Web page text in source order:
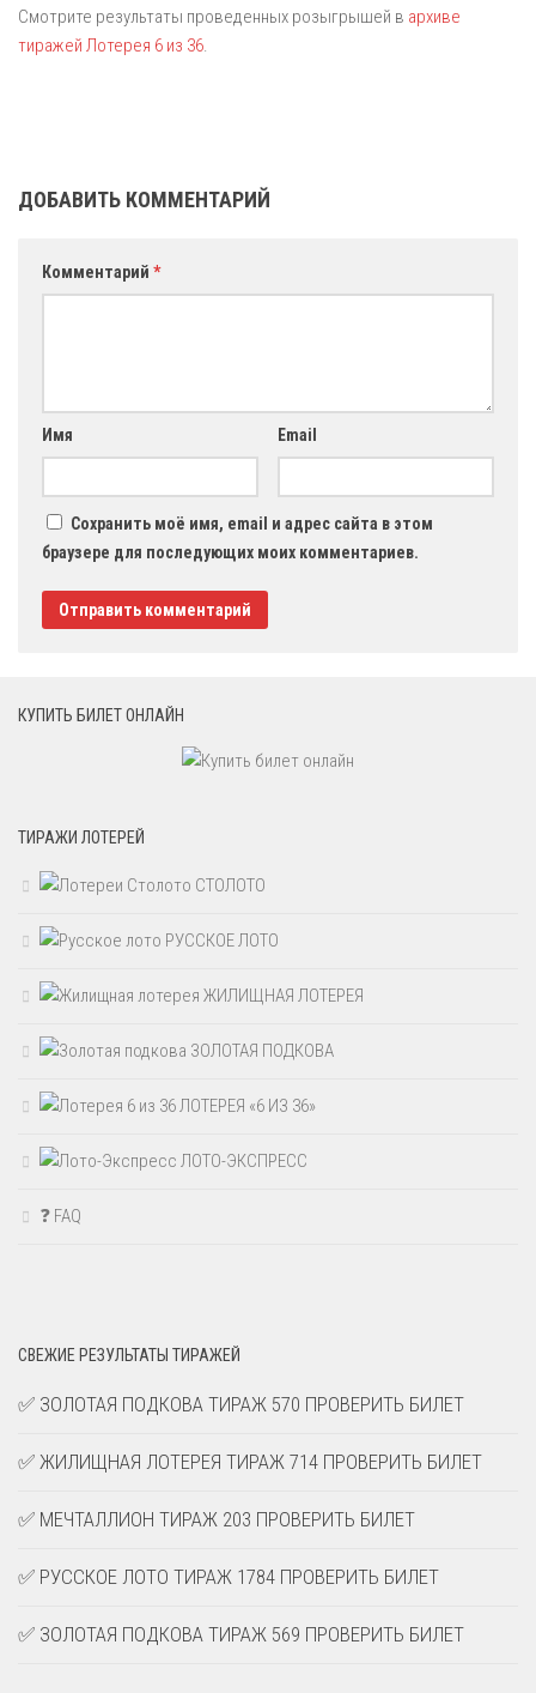
Смотрите результаты проведенных розыгрышей в архиве
тиражей Лотерея 6 из 36.
ДОБАВИТЬ КОММЕНТАРИЙ
Комментарий *
Имя Email
Сохранить моё имя, email и адрес сайта в этом
браузере для последующих моих комментариев.
КУПИТЬ БИЛЕТ ОНЛАЙН
ТИРАЖИ ЛОТЕРЕЙ
СТОЛОТО
РУССКОЕ ЛОТО
ЖИЛИЩНАЯ ЛОТЕРЕЯ
ЗОЛОТАЯ ПОДКОВА
ЛОТЕРЕЯ «6 ИЗ 36»
ЛОТО-ЭКСПРЕСС
❓ FAQ
СВЕЖИЕ РЕЗУЛЬТАТЫ ТИРАЖЕЙ
✅ ЗОЛОТАЯ ПОДКОВА ТИРАЖ 570 ПРОВЕРИТЬ БИЛЕТ
✅ ЖИЛИЩНАЯ ЛОТЕРЕЯ ТИРАЖ 714 ПРОВЕРИТЬ БИЛЕТ
✅ МЕЧТАЛЛИОН ТИРАЖ 203 ПРОВЕРИТЬ БИЛЕТ
✅ РУССКОЕ ЛОТО ТИРАЖ 1784 ПРОВЕРИТЬ БИЛЕТ
✅ ЗОЛОТАЯ ПОДКОВА ТИРАЖ 569 ПРОВЕРИТЬ БИЛЕТ